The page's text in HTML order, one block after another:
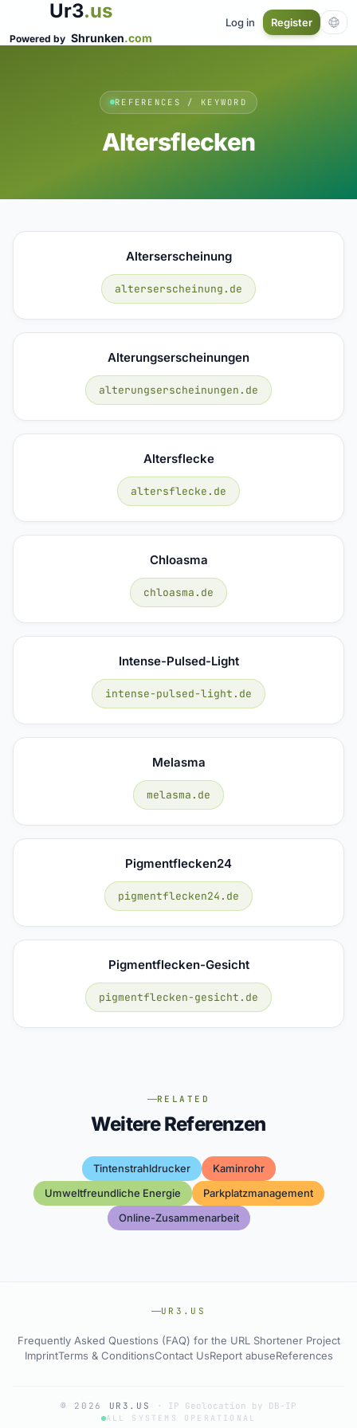
Ur3.us
Powered by Shrunken.com
Log in Register
REFERENCES / KEYWORD
Altersflecken
Alterserscheinung
alterserscheinung.de
Alterungserscheinungen
alterungserscheinungen.de
Altersflecke
altersflecke.de
Chloasma
chloasma.de
Intense-Pulsed-Light
intense-pulsed-light.de
Melasma
melasma.de
Pigmentflecken24
pigmentflecken24.de
Pigmentflecken-Gesicht
pigmentflecken-gesicht.de
RELATED
Weitere Referenzen
Tintenstrahldrucker
Kaminrohr
Umweltfreundliche Energie
Parkplatzmanagement
Online-Zusammenarbeit
UR3.US
Frequently Asked Questions (FAQ) for the URL Shortener Project
ImprintTerms & ConditionsContact UsReport abuseReferences
© 2026 UR3.US · IP Geolocation by DB-IP
ALL SYSTEMS OPERATIONAL